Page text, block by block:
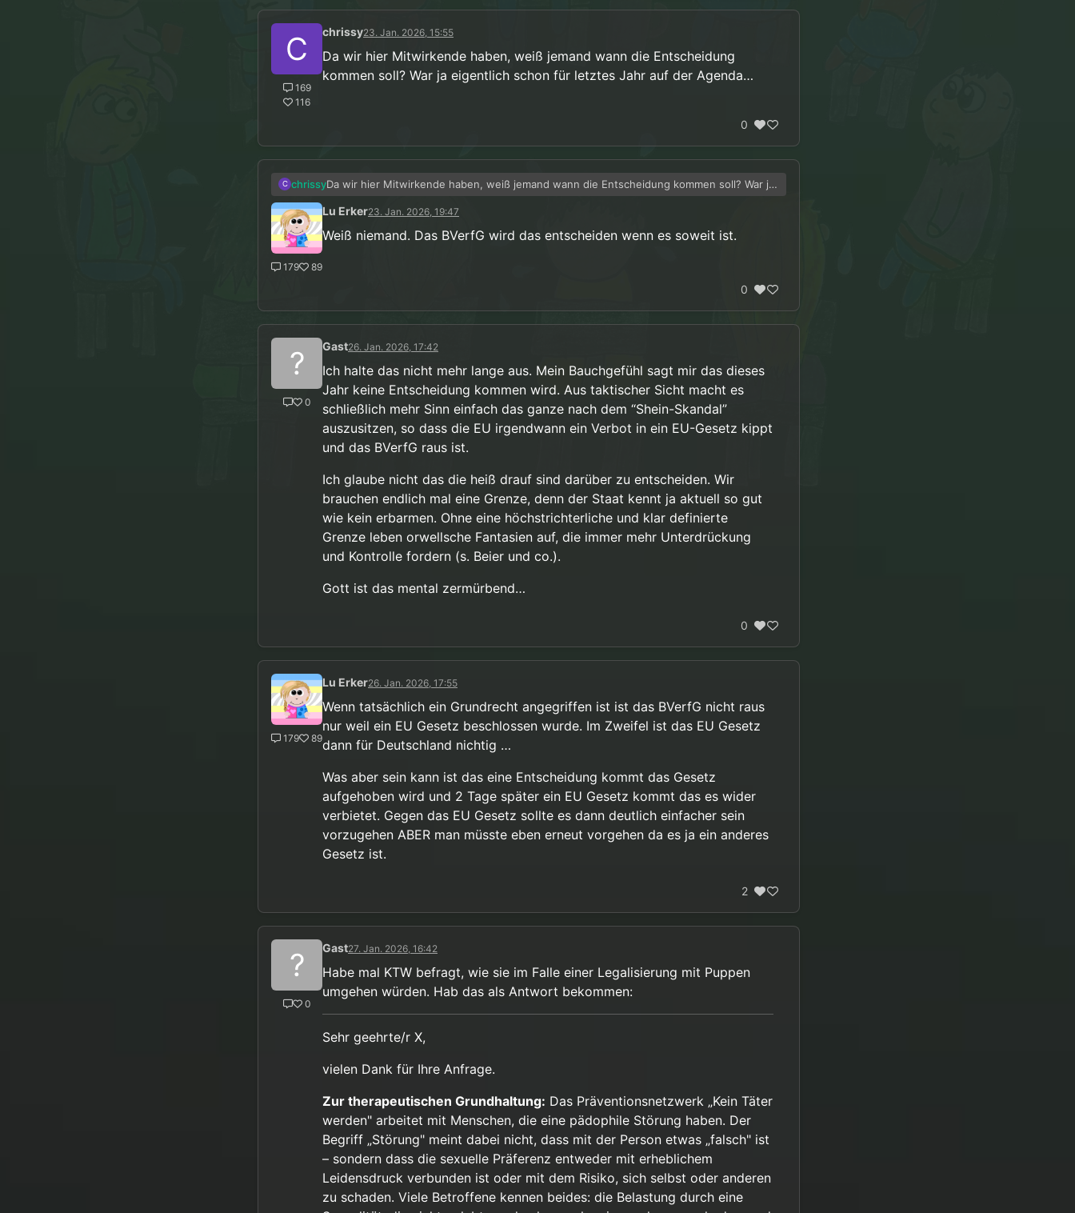
C
169
116
chrissy23. Jan. 2026, 15:55
Da wir hier Mitwirkende haben, weiß jemand wann die Entscheidung
kommen soll? War ja eigentlich schon für letztes Jahr auf der Agenda…
0
C chrissyDa wir hier Mitwirkende haben, weiß jemand wann die Entscheidung kommen soll? War ja
eigentlich schon für letztes Jahr auf der Agenda…
179 89
Lu Erker23. Jan. 2026, 19:47
Weiß niemand. Das BVerfG wird das entscheiden wenn es soweit ist.
0
?
0
Gast26. Jan. 2026, 17:42
Ich halte das nicht mehr lange aus. Mein Bauchgefühl sagt mir das dieses
Jahr keine Entscheidung kommen wird. Aus taktischer Sicht macht es
schließlich mehr Sinn einfach das ganze nach dem “Shein-Skandal”
auszusitzen, so dass die EU irgendwann ein Verbot in ein EU-Gesetz kippt
und das BVerfG raus ist.
Ich glaube nicht das die heiß drauf sind darüber zu entscheiden. Wir
brauchen endlich mal eine Grenze, denn der Staat kennt ja aktuell so gut
wie kein erbarmen. Ohne eine höchstrichterliche und klar definierte
Grenze leben orwellsche Fantasien auf, die immer mehr Unterdrückung
und Kontrolle fordern (s. Beier und co.).
Gott ist das mental zermürbend…
0
179 89
Lu Erker26. Jan. 2026, 17:55
Wenn tatsächlich ein Grundrecht angegriffen ist ist das BVerfG nicht raus
nur weil ein EU Gesetz beschlossen wurde. Im Zweifel ist das EU Gesetz
dann für Deutschland nichtig …
Was aber sein kann ist das eine Entscheidung kommt das Gesetz
aufgehoben wird und 2 Tage später ein EU Gesetz kommt das es wider
verbietet. Gegen das EU Gesetz sollte es dann deutlich einfacher sein
vorzugehen ABER man müsste eben erneut vorgehen da es ja ein anderes
Gesetz ist.
2
?
0
Gast27. Jan. 2026, 16:42
Habe mal KTW befragt, wie sie im Falle einer Legalisierung mit Puppen
umgehen würden. Hab das als Antwort bekommen:
Sehr geehrte/r X,
vielen Dank für Ihre Anfrage.
Zur therapeutischen Grundhaltung: Das Präventionsnetzwerk „Kein Täter
werden" arbeitet mit Menschen, die eine pädophile Störung haben. Der
Begriff „Störung" meint dabei nicht, dass mit der Person etwas „falsch" ist
– sondern dass die sexuelle Präferenz entweder mit erheblichem
Leidensdruck verbunden ist oder mit dem Risiko, sich selbst oder anderen
zu schaden. Viele Betroffene kennen beides: die Belastung durch eine